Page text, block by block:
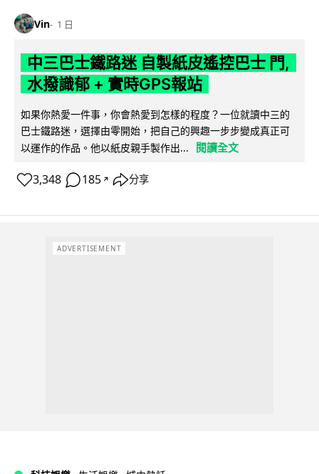
Vin 1 日
中三巴士鐵路迷 自製紙皮遙控巴士 門,
水撥識郁 + 實時GPS報站
如果你熱愛一件事，你會熱愛到怎樣的程度？一位就讀中三的
巴士鐵路迷，選擇由零開始，把自己的興趣一步步變成真正可
以運作的作品。他以紙皮親手製作出...
閱讀全文
3,348 185 ↗ 分享
ADVERTISEMENT